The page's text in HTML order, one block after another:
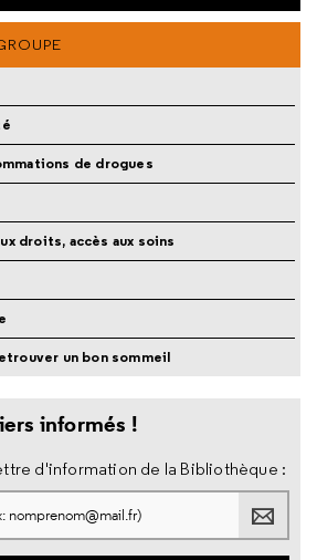
de drogues
droits, accès aux soins
un bon sommeil
informés !
d'information de la Bibliothèque :